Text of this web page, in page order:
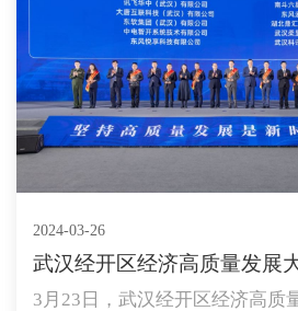
2024-03-26
3月23日，武汉经开区经济高质